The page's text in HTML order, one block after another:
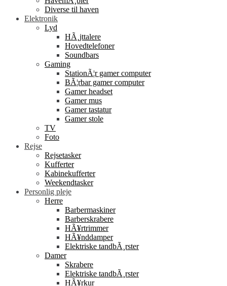
Diverse til haven
Elektronik
Lyd
HÃ¸jttalere
Hovedtelefoner
Soundbars
Gaming
StationÃ¦r gamer computer
BÃ¦rbar gamer computer
Gamer headset
Gamer mus
Gamer tastatur
Gamer stole
TV
Foto
Rejse
Rejsetasker
Kufferter
Kabinekufferter
Weekendtasker
Personlig pleje
Herre
Barbermaskiner
Barberskrabere
HÃ¥rtrimmer
HÃ¥nddamper
Elektriske tandbÃ¸rster
Damer
Skrabere
Elektriske tandbÃ¸rster
HÃ¥rkur